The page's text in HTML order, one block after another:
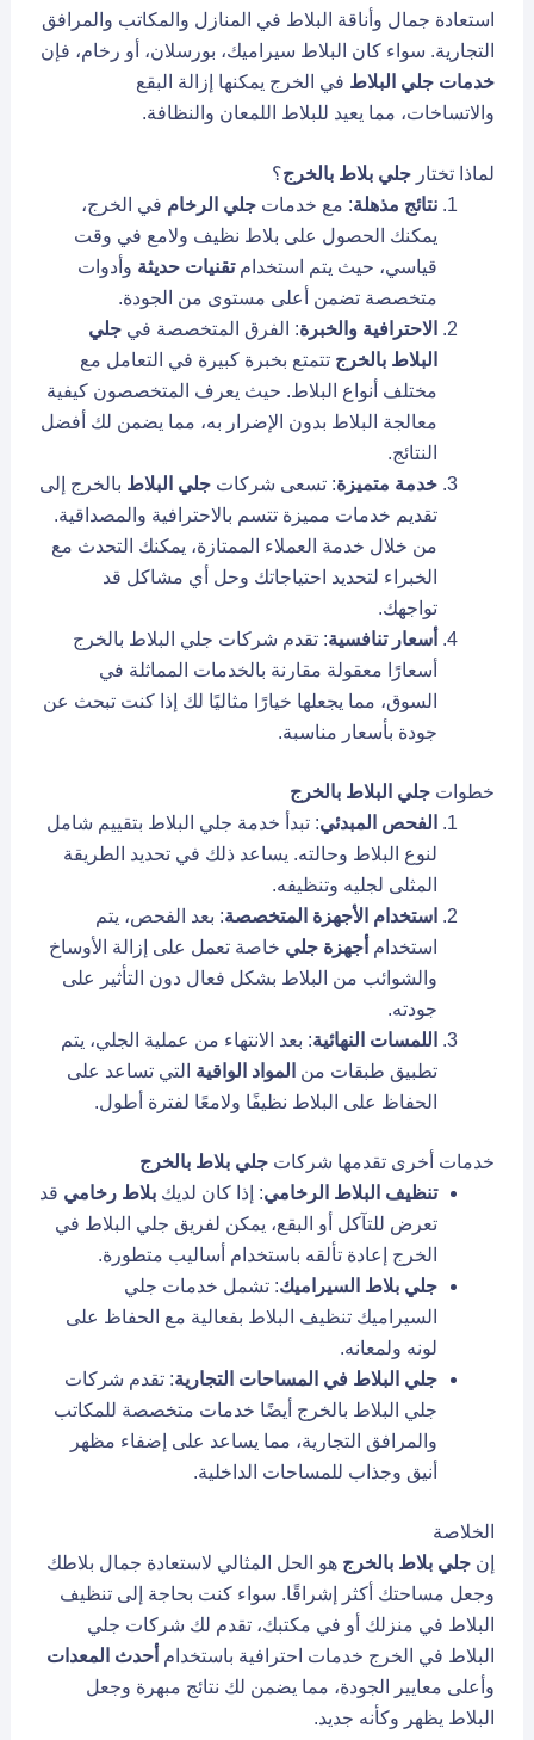
استعادة جمال وأناقة البلاط في المنازل والمكاتب والمرافق
التجارية. سواء كان البلاط سيراميك، بورسلان، أو رخام، فإن
خدمات جلي البلاط في الخرج يمكنها إزالة البقع
والاتساخات، مما يعيد للبلاط اللمعان والنظافة.
لماذا تختار جلي بلاط بالخرج؟
نتائج مذهلة: مع خدمات جلي الرخام في الخرج،
يمكنك الحصول على بلاط نظيف ولامع في وقت
قياسي، حيث يتم استخدامتقنيات حديثة وأدوات
متخصصة تضمن أعلى مستوى من الجودة.
الاحترافية والخبرة: الفرق المتخصصة في جلي
البلاط بالخرج تتمتع بخبرة كبيرة في التعامل مع
مختلف أنواع البلاط. حيث يعرف المتخصصون كيفية
معالجة البلاط بدون الإضرار به، مما يضمن لك أفضل
النتائج.
خدمة متميزة: تسعى شركات جلي البلاط بالخرج إلى
تقديم خدمات مميزة تتسم بالاحترافية والمصداقية.
من خلال خدمة العملاء الممتازة، يمكنك التحدث مع
الخبراء لتحديد احتياجاتك وحل أي مشاكل قد
تواجهك.
أسعار تنافسية: تقدم شركات جلي البلاط بالخرج
أسعارًا معقولة مقارنة بالخدمات المماثلة في
السوق، مما يجعلها خيارًا مثاليًا لك إذا كنت تبحث عن
جودة بأسعار مناسبة.
خطوات جلي البلاط بالخرج
الفحص المبدئي: تبدأ خدمة جلي البلاط بتقييم شامل
لنوع البلاط وحالته. يساعد ذلك في تحديد الطريقة
المثلى لجليه وتنظيفه.
استخدام الأجهزة المتخصصة: بعد الفحص، يتم
استخدام أجهزة جلي خاصة تعمل على إزالة الأوساخ
والشوائب من البلاط بشكل فعال دون التأثير على
جودته.
اللمسات النهائية: بعد الانتهاء من عملية الجلي، يتم
تطبيق طبقات من المواد الواقية التي تساعد على
الحفاظ على البلاط نظيفًا ولامعًا لفترة أطول.
خدمات أخرى تقدمها شركات جلي بلاط بالخرج
تنظيف البلاط الرخامي: إذا كان لديك بلاط رخامي قد
تعرض للتآكل أو البقع، يمكن لفريق جلي البلاط في
الخرج إعادة تألقه باستخدام أساليب متطورة.
جلي بلاط السيراميك: تشمل خدمات جلي
السيراميك تنظيف البلاط بفعالية مع الحفاظ على
لونه ولمعانه.
جلي البلاط في المساحات التجارية: تقدم شركات
جلي البلاط بالخرج أيضًا خدمات متخصصة للمكاتب
والمرافق التجارية، مما يساعد على إضفاء مظهر
أنيق وجذاب للمساحات الداخلية.
الخلاصة
إن جلي بلاط بالخرج هو الحل المثالي لاستعادة جمال بلاطك
وجعل مساحتك أكثر إشراقًا. سواء كنت بحاجة إلى تنظيف
البلاط في منزلك أو في مكتبك، تقدم لك شركات جلي
البلاط في الخرج خدمات احترافية باستخدام أحدث المعدات
وأعلى معايير الجودة، مما يضمن لك نتائج مبهرة وجعل
البلاط يظهر وكأنه جديد.